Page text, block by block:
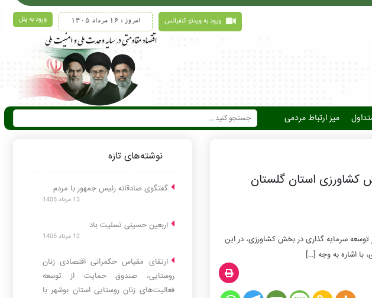
ورود به پنل امروز : 16 مرداد 1405 ورود به ویدئو کنفرانس
میز ارتباط مردمی
کشاورزی استان گلستان
سرمایه گذاری در بخش کشاورزی، در این
اشاره به وجه […]
نوشته‌های تازه
گفتگوی صادقانه رئیس جمهور با مردم
13 مرداد 1405
اربعین حسینی تسلیت باد
12 مرداد 1405
ارتقای مقیاس حکمرانی اقتصادی زنان
روستایی، صندوق حمایت از توسعه
فعالیت‌های زنان روستایی استان بوشهر با